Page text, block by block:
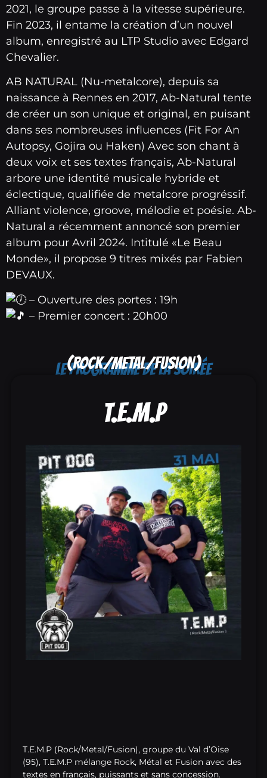
2021, le groupe passe à la vitesse supérieure.
Fin 2023, il entame la création d’un nouvel
album, enregistré au LTP Studio avec Edgard
Chevalier.
AB NATURAL (Nu-metalcore), depuis sa
naissance à Rennes en 2017, Ab-Natural tente
de créer un son unique et original, en puisant
dans ses nombreuses influences (Fit For An
Autopsy, Gojira ou Haken) Avec son chant à
deux voix et ses textes français, Ab-Natural
arbore une identité musicale hybride et
éclectique, qualifiée de metalcore progréssif.
Alliant violence, groove, mélodie et poésie. Ab-
Natural a récemment annoncé son premier
album pour Avril 2024. Intitulé «Le Beau
Monde», il propose 9 titres mixés par Fabien
DEVAUX.
– Ouverture des portes : 19h
– Premier concert : 20h00
LE PROGRAMME DE LA SOIRÉE
(ROCK/METAL/FUSION)
T.E.M.P
T.E.M.P (Rock/Metal/Fusion), groupe du Val d’Oise
(95), T.E.M.P mélange Rock, Métal et Fusion avec des
textes en français, puissants et sans concession.